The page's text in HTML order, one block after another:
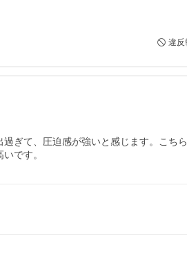
違反
ぎて、圧迫感が強いと感じます。こち
です。